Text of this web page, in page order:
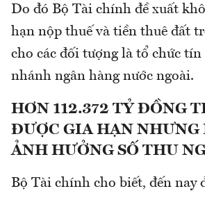
Do đó Bộ Tài chính đề xuất
hạn nộp thuế và tiền thuê đất
cho các đối tượng là tổ chức tín
nhánh ngân hàng nước ngoài.
HƠN 112.372 TỶ ĐỒNG
ĐƯỢC GIA HẠN NHƯNG
ẢNH HƯỞNG SỐ THU
Bộ Tài chính cho biết, đến nay